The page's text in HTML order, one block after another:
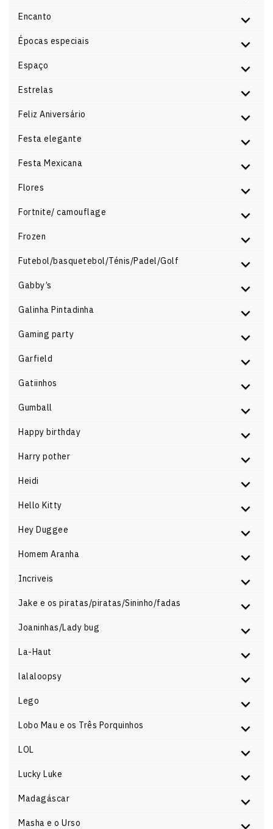
Encanto
Épocas especiais
Espaço
Estrelas
Feliz Aniversário
Festa elegante
Festa Mexicana
Flores
Fortnite/ camouflage
Frozen
Futebol/basquetebol/Ténis/Padel/Golf
Gabby’s
Galinha Pintadinha
Gaming party
Garfield
Gatiinhos
Gumball
Happy birthday
Harry pother
Heidi
Hello Kitty
Hey Duggee
Homem Aranha
Incriveis
Jake e os piratas/piratas/Sininho/fadas
Joaninhas/Lady bug
La-Haut
lalaloopsy
Lego
Lobo Mau e os Três Porquinhos
LOL
Lucky Luke
Madagáscar
Masha e o Urso